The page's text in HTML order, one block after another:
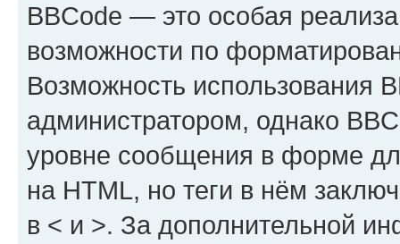
BBCode — это особая
возможности по
Возможность использования
администратором, однако
уровне сообщения в форме
на HTML, но теги в нём
в < и >. За дополнительной